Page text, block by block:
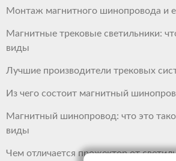
Монтаж магнитного шинопровода и
Магнитные трековые светильники:
виды
Лучшие производители трековых
Из чего состоит магнитный
Магнитный шинопровод: что это
виды
Чем отличается прожектор от